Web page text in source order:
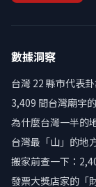
數據洞察
台灣 22 縣市代表
3,409 間台灣廟宇
為什麼台灣一半的
台灣最「山」的地
搬家前查一下：
發票大獎店家的「